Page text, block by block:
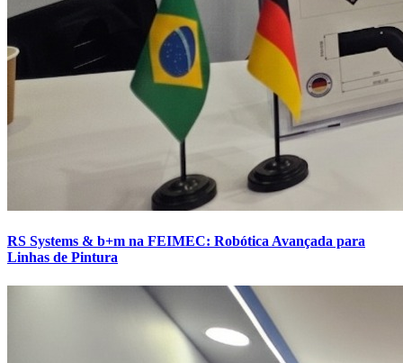
RS Systems & b+m na FEIMEC: Robótica Avançada para
Linhas de Pintura